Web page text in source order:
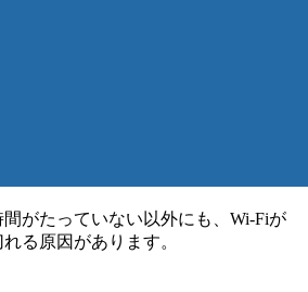
がたっていない以外にも、Wi-Fiが
る原因があります。